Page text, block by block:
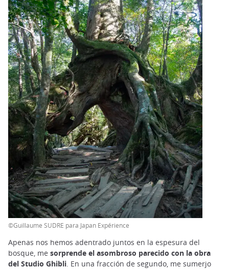
©Guillaume SUDRE para Japan Expérience
Apenas nos hemos adentrado juntos en la espesura del
bosque, me sorprende el asombroso parecido con la obra
del Studio Ghibli. En una fracción de segundo, me sumerjo